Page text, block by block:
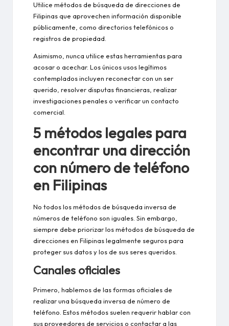
Utilice métodos de búsqueda de direcciones de
Filipinas que aprovechen información disponible
públicamente, como directorios telefónicos o
registros de propiedad.
Asimismo, nunca utilice estas herramientas para
acosar o acechar. Los únicos usos legítimos
contemplados incluyen reconectar con un ser
querido, resolver disputas financieras, realizar
investigaciones penales o verificar un contacto
comercial.
5 métodos legales para
encontrar una dirección
con número de teléfono
en Filipinas
No todos los métodos de búsqueda inversa de
números de teléfono son iguales. Sin embargo,
siempre debe priorizar los métodos de búsqueda de
direcciones en Filipinas legalmente seguros para
proteger sus datos y los de sus seres queridos.
Canales oficiales
Primero, hablemos de las formas oficiales de
realizar una búsqueda inversa de número de
teléfono. Estos métodos suelen requerir hablar con
sus proveedores de servicios o contactar a las